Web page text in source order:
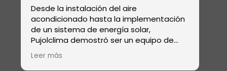
Realizaron la instalación de gas, la
revisión de gas, trabajos de fontanería,
electricidad y también instalaron un
sistema de tratamiento de agua con